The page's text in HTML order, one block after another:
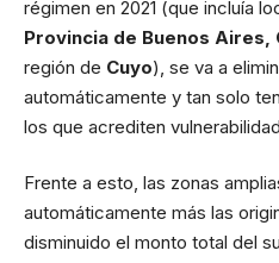
régimen en 2021 (que incluía
Provincia de Buenos Aires,
región de Cuyo), se va a
automáticamente y tan solo
los que acrediten
Frente a esto, las zonas
automáticamente más las
disminuido el monto total del